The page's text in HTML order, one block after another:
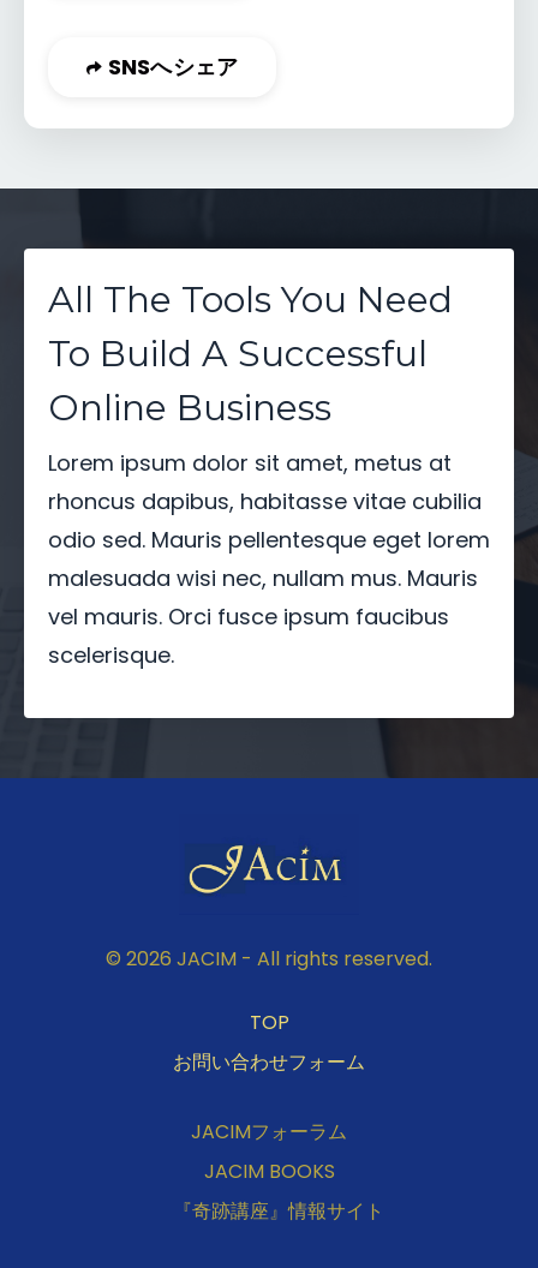
SNSへシェア
All The Tools You Need
To Build A Successful
Online Business
Lorem ipsum dolor sit amet, metus at
rhoncus dapibus, habitasse vitae cubilia
odio sed. Mauris pellentesque eget lorem
malesuada wisi nec, nullam mus. Mauris
vel mauris. Orci fusce ipsum faucibus
scelerisque.
© 2026 JACIM - All rights reserved.
TOP
お問い合わせフォーム
JACIMフォーラム
JACIM BOOKS
『奇跡講座』情報サイト